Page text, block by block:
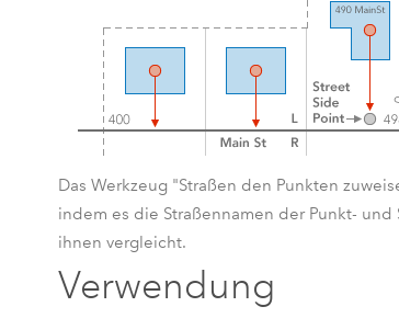
Das Werkzeug "Straßen den Punkten
indem es die Straßennamen der Punkt-
ihnen vergleicht.
Verwendung